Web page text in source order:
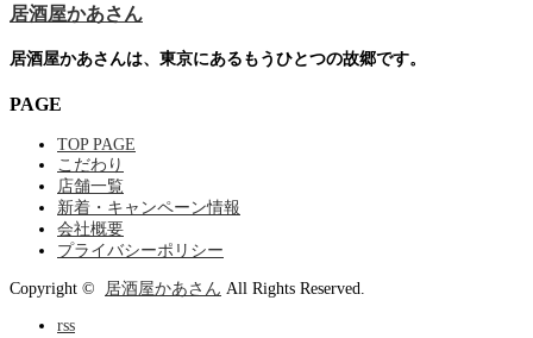
居酒屋かあさん
居酒屋かあさんは、東京にあるもうひとつの故郷です。
PAGE
TOP PAGE
こだわり
店舗一覧
新着・キャンペーン情報
会社概要
プライバシーポリシー
Copyright © 居酒屋かあさん All Rights Reserved.
rss